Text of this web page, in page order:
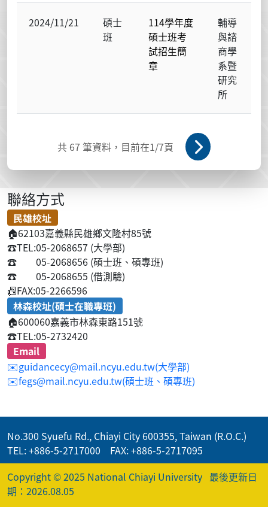
2024/11/21
碩士
班
114學年度
碩士班考
試招生簡
章
輔導
與諮
商學
系暨
研究
所
共 67 筆資料，目前在1/7頁
聯絡方式
民雄校址
🏠62103嘉義縣民雄鄉文隆村85號
☎️TEL:05-2068657 (大學部)
☎️ 05-2068656 (碩士班、碩專班)
☎️ 05-2068655 (借測驗)
📠FAX:05-2266596
林森校址(碩士在職專班)
🏠600060嘉義市林森東路151號
☎️TEL:05-2732420
Email
✉️guidancecy@mail.ncyu.edu.tw(大學部)
✉️fegs@mail.ncyu.edu.tw(碩士班、碩專班)
No.300 Syuefu Rd., Chiayi City 600355, Taiwan (R.O.C.)
TEL: +886-5-2717000 FAX: +886-5-2717095
Copyright © 2025 National Chiayi University 最後更新日
期：2026.08.05